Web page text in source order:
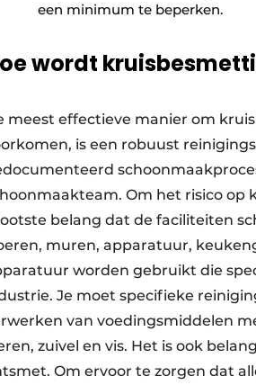
een minimum te beperken.
wordt
meest effectieve manier om
is een robuust
Om het risico op
belang dat de faciliteiten
muren, apparatuur,
worden gebruikt die
Je moet specifieke
van voedingsmiddelen
zuivel en vis. Het is ook
Om ervoor te zorgen dat